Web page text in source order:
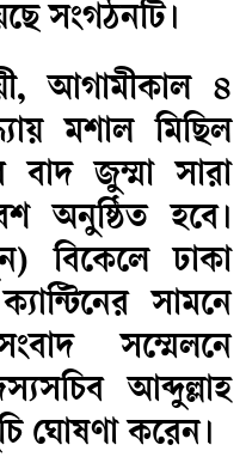
সংগঠনটি।
আগামীকাল ৪
মশাল মিছিল
জুম্মা সারা
অনুষ্ঠিত হবে।
ঢাকা
সামনে
সম্মেলনে
আব্দুল্লাহ
ঘোষণা করেন।